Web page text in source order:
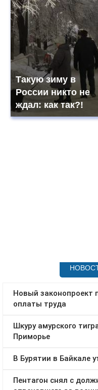
Такую зиму в
России никто не
ждал: как так?!